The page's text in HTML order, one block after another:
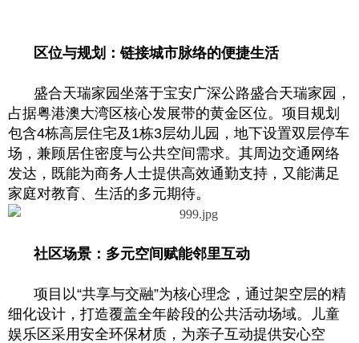
区位与规划：链接城市脉络的便捷生活
盛合天瑞家园坐落于宝安广深公路盛合天瑞家园，
占据粤港澳大湾区核心发展带的黄金区位。项目规划
包含4栋高层住宅及1栋3层幼儿园，地下设置双层停车
场，兼顾居住密度与公共空间需求。其周边交通网络
发达，既能为商务人士提供高效通勤支持，又能满足
家庭对教育、生活的多元期待。
社区场景：多元空间赋能邻里互动
项目以“共享与交融”为核心理念，通过架空层的精
细化设计，打造覆盖全年龄段的公共活动场域。儿童
娱乐区采用安全环保材质，为亲子互动提供安心空